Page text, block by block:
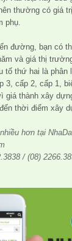
thường có giá
phụ.
đường, bạn có
và giá thị
tố thứ hai là phân
3, cấp 2, cấp 1,
giá thành xây
thời điểm xây
hơn tại
/ (08)